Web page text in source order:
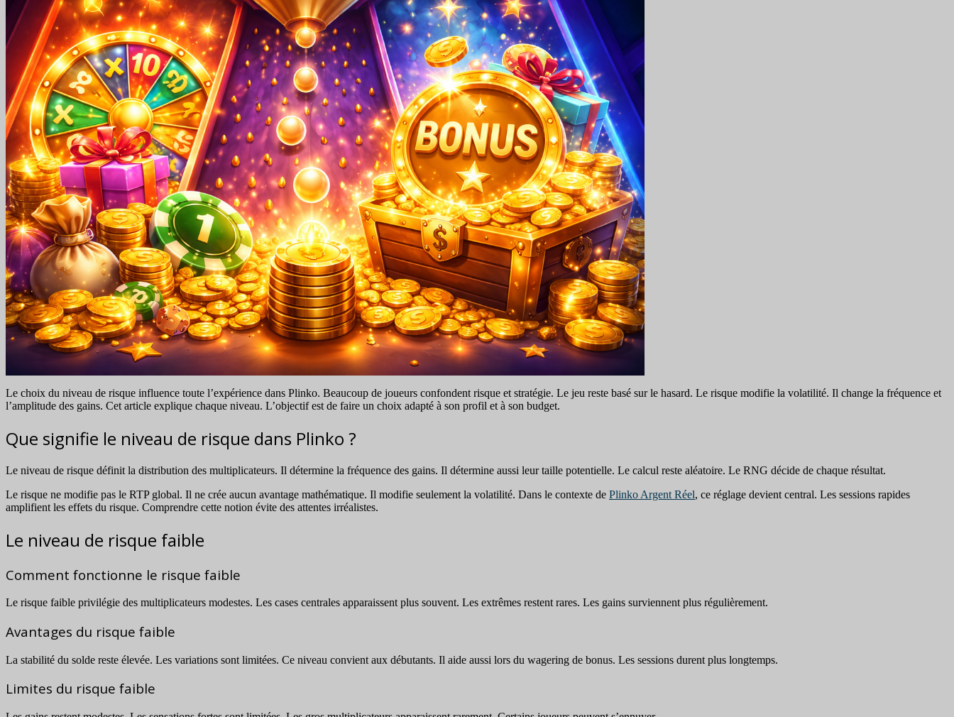
Le choix du niveau de risque influence toute l’expérience dans Plinko. Beaucoup de joueurs confondent risque et stratégie. Le jeu reste basé sur le hasard. Le risque modifie la volatilité. Il change la fréquence et
l’amplitude des gains. Cet article explique chaque niveau. L’objectif est de faire un choix adapté à son profil et à son budget.
Que signifie le niveau de risque dans Plinko ?
Le niveau de risque définit la distribution des multiplicateurs. Il détermine la fréquence des gains. Il détermine aussi leur taille potentielle. Le calcul reste aléatoire. Le RNG décide de chaque résultat.
Le risque ne modifie pas le RTP global. Il ne crée aucun avantage mathématique. Il modifie seulement la volatilité. Dans le contexte de Plinko Argent Réel, ce réglage devient central. Les sessions rapides
amplifient les effets du risque. Comprendre cette notion évite des attentes irréalistes.
Le niveau de risque faible
Comment fonctionne le risque faible
Le risque faible privilégie des multiplicateurs modestes. Les cases centrales apparaissent plus souvent. Les extrêmes restent rares. Les gains surviennent plus régulièrement.
Avantages du risque faible
La stabilité du solde reste élevée. Les variations sont limitées. Ce niveau convient aux débutants. Il aide aussi lors du wagering de bonus. Les sessions durent plus longtemps.
Limites du risque faible